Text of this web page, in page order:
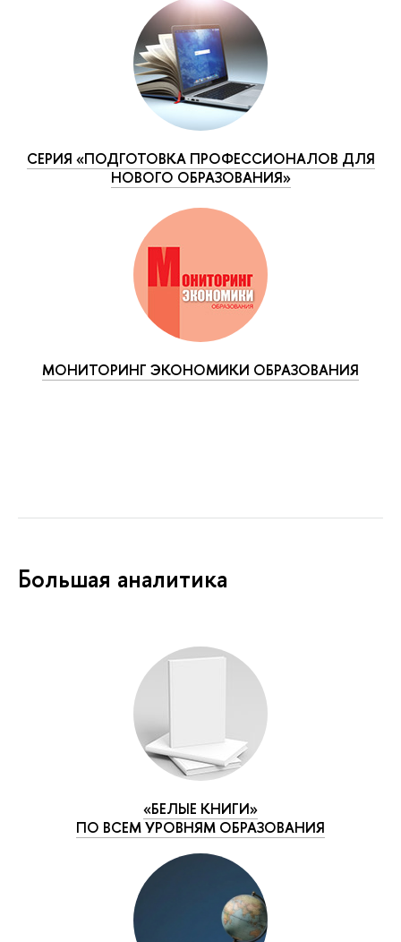
СЕРИЯ «ПОДГОТОВКА ПРОФЕССИОНАЛОВ ДЛЯ
НОВОГО ОБРАЗОВАНИЯ»
МОНИТОРИНГ ЭКОНОМИКИ ОБРАЗОВАНИЯ
Большая аналитика
«БЕЛЫЕ КНИГИ»
ПО ВСЕМ УРОВНЯМ ОБРАЗОВАНИЯ